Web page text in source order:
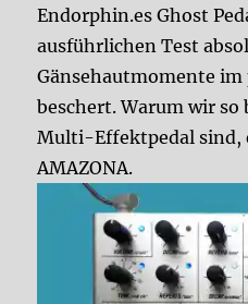
Endorphin.es Ghost
ausführlichen Test
Gänsehautmomente
beschert. Warum wir
Multi-Effektpedal sind,
AMAZONA.